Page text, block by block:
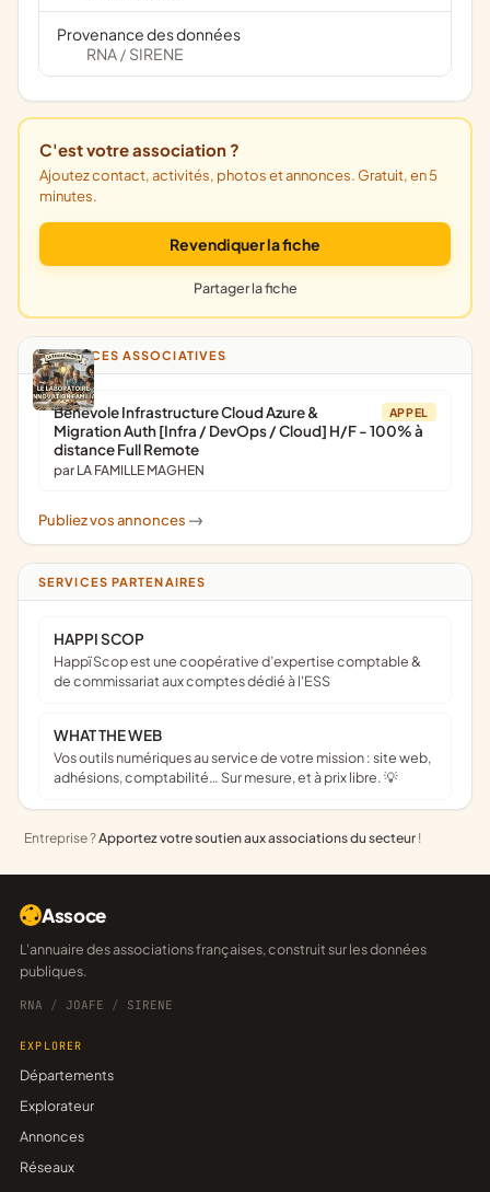
Provenance des données
RNA / SIRENE
C'est votre association ?
Ajoutez contact, activités, photos et annonces. Gratuit, en 5
minutes.
Revendiquer la fiche
Partager la fiche
ANNONCES ASSOCIATIVES
APPEL
Bénévole Infrastructure Cloud Azure &
Migration Auth [Infra / DevOps / Cloud] H/F - 100% à
distance Full Remote
par LA FAMILLE MAGHEN
Publiez vos annonces ->
SERVICES PARTENAIRES
HAPPI SCOP
Happï Scop est une coopérative d’expertise comptable &
de commissariat aux comptes dédié à l'ESS
WHAT THE WEB
Vos outils numériques au service de votre mission : site web,
adhésions, comptabilité… Sur mesure, et à prix libre. 💡
Entreprise ?Apportez votre soutien aux associations du secteur !
Assoce
L'annuaire des associations françaises, construit sur les données
publiques.
RNA / JOAFE / SIRENE
EXPLORER
Départements
Explorateur
Annonces
Réseaux